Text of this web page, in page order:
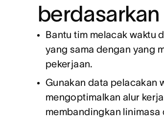
Bantu tim melacak waktu
yang sama dengan yang
pekerjaan.
Gunakan data pelacakan
mengoptimalkan alur
membandingkan linimasa